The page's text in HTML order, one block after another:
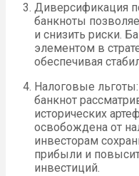
Диверсификация
банкноты
и снизить риски.
элементом в
обеспечивая
Налоговые
банкнот
исторических
освобождена от
инвесторам
прибыли и
инвестиций.